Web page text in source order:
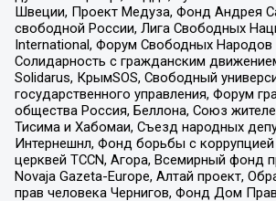
Швеции, Проект Медуза, Фонд Андрея
свободной России, Лига Свободных
International, Форум Свободных Народов
Солидарность с гражданским
Solidarus, КрымSOS, Свободный
государственного управления, Форум
общества Россия, Беллона, Союз
Тисима и Хабомаи, Съезд народных
Интернешнл, Фонд борьбы с
церквей TCCN, Агора, Всемирный фонд
Novaja Gazeta-Europe, Алтай проект,
прав человека Чернигов, Фонд Дом